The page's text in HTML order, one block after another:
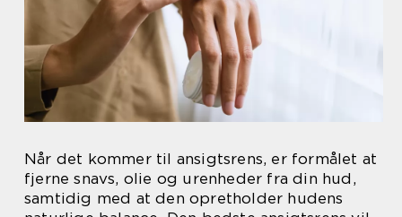
Når det kommer til ansigtsrens, er formålet at
fjerne snavs, olie og urenheder fra din hud,
samtidig med at den opretholder hudens